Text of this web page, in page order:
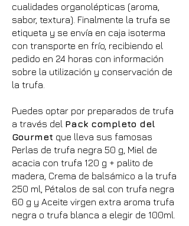
cualidades organolépticas (aroma,
sabor, textura). Finalmente la trufa se
etiqueta y se envía en caja isoterma
con transporte en frío, recibiendo el
pedido en 24 horas con información
sobre la utilización y conservación de
la trufa.
Puedes optar por preparados de trufa
a través del Pack completo del
Gourmet que lleva sus famosas
Perlas de trufa negra 50 g, Miel de
acacia con trufa 120 g + palito de
madera, Crema de balsámico a la trufa
250 ml, Pétalos de sal con trufa negra
60 g y Aceite virgen extra aroma trufa
negra o trufa blanca a elegir de 100ml.